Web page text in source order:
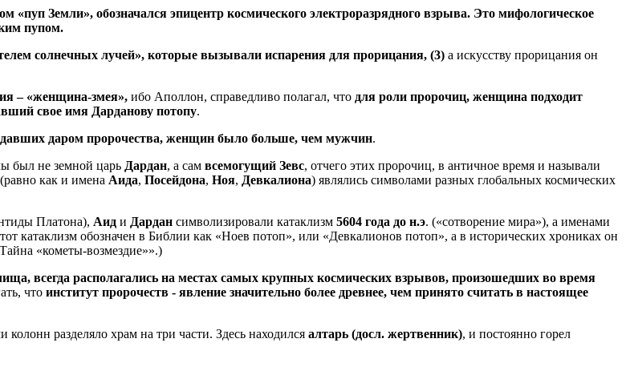
«пуп Земли», обозначался эпицентр космического электроразрядного взрыва. Это мифологическое
пупом.
солнечных лучей», которые вызывали испарения для прорицания, (3) а искусству прорицания он
– «женщина-змея», ибо Аполлон, справедливо полагал, что для роли пророчиц, женщина подходит
свое имя Дарданову потопу.
даром пророчества, женщин было больше, чем мужчин.
был не земной царь Дардан, а сам всемогущий Зевс, отчего этих пророчиц, в античное время и называли
как и имена Аида, Посейдона, Ноя, Девкалиона) являлись символами разных глобальных космических
Платона), Аид и Дардан символизировали катаклизм 5604 года до н.э. («сотворение мира»), а именами
катаклизм обозначен в Библии как «Ноев потоп», или «Девкалионов потоп», а в исторических хрониках он
«кометы-возмездие»».)
всегда располагались на местах самых крупных космических взрывов, произошедших во время
что институт пророчеств - явление значительно более древнее, чем принято считать в настоящее
колонн разделяло храм на три части. Здесь находился алтарь (досл. жертвенник), и постоянно горел